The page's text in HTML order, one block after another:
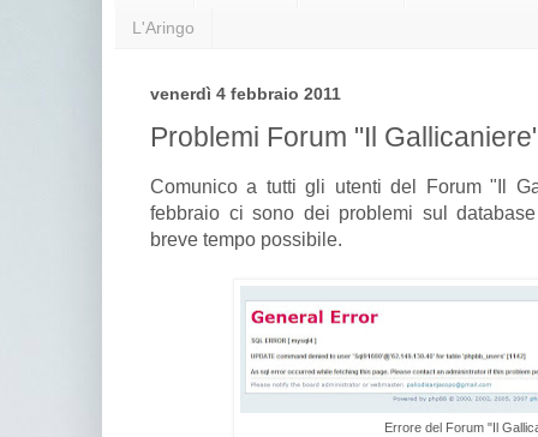
L'Aringo
venerdì 4 febbraio 2011
Problemi Forum "Il
Comunico a tutti gli utenti del Forum "Il
febbraio ci sono dei problemi sul
breve tempo possibile.
Errore del Forum "Il